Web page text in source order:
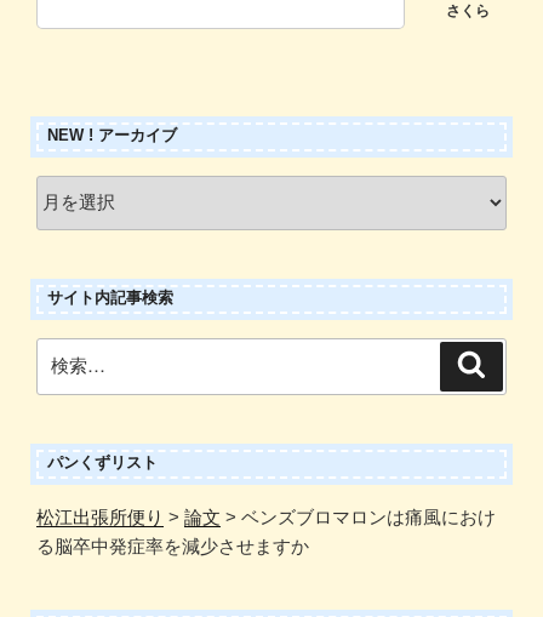
NEW ! アーカイブ
ー
カ
イ
ブ
サイト内記事検索
索:
パンくずリスト
松江出張所便り > 論文 > ベンズブロマロンは痛風におけ
る脳卒中発症率を減少させますか